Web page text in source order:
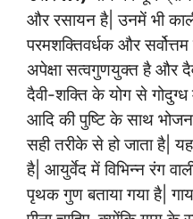
और रसायन है| उनमें भी
परमशक्तिवर्धक और
अपेक्षा सत्वगुणयुक्त है और
दैवी-शक्ति के योग से गोदुग्ध
आदि की पुष्टि के साथ भोजन
सही तरीके से हो जाता है|
है| आयुर्वेद में विभिन्न रंग
पृथक गुण बताया गया है|